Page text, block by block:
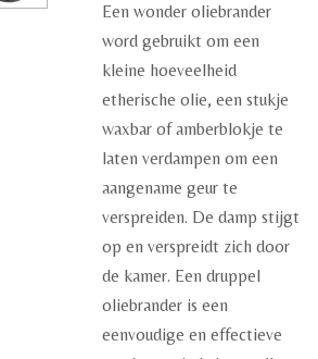
Een wonder oliebrander
word gebruikt om een
kleine hoeveelheid
etherische olie, een stukje
waxbar of amberblokje te
laten verdampen om een
aangename geur te
verspreiden. De damp stijgt
op en verspreidt zich door
de kamer. Een druppel
oliebrander is een
eenvoudige en effectieve